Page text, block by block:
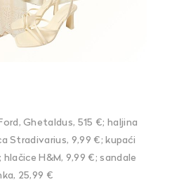
Ghetaldus, 515 €; haljina
Stradivarius, 9,99 €; kupaći
H&M, 9,99 €; sandale
25,99 €